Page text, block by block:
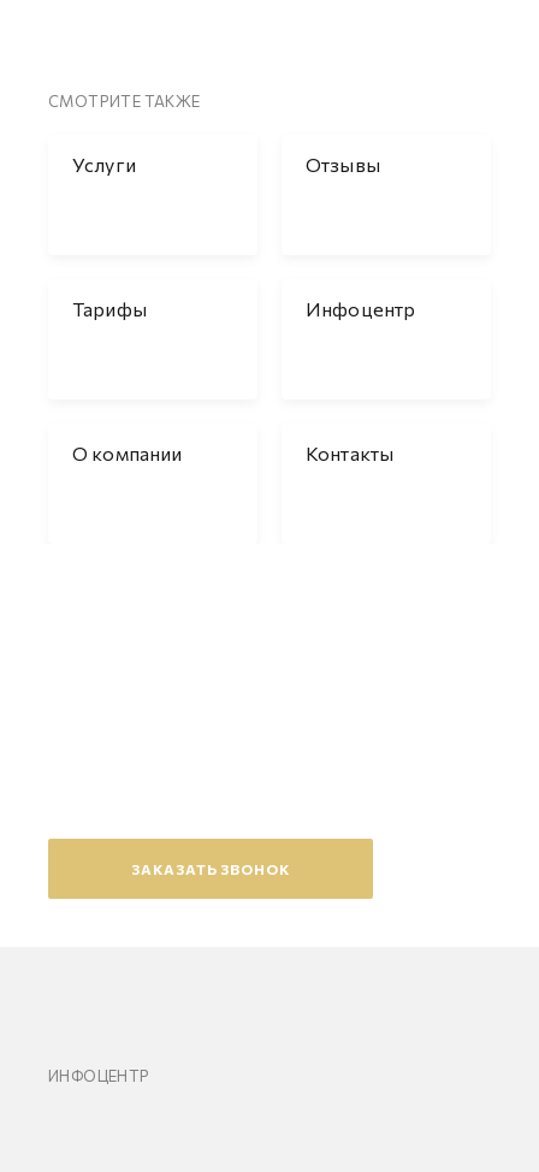
СМОТРИТЕ ТАКЖЕ
Услуги Отзывы
Тарифы Инфоцентр
О компании Контакты
ЗАКАЗАТЬ ЗВОНОК
ИНФОЦЕНТР